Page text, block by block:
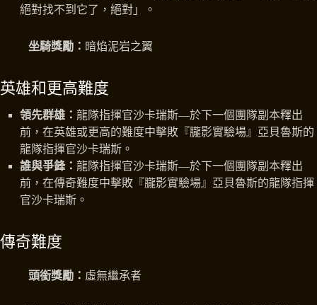
絕對找不到它了，絕對」。
坐騎獎勵： 暗焰泥岩之翼
英雄和更高難度
領先群雄： 龍隊指揮官沙卡瑞斯—於下一個團隊副本釋出
前，在英雄或更高的難度中擊敗『朧影實驗場』亞貝魯斯的
龍隊指揮官沙卡瑞斯。
誰與爭鋒： 龍隊指揮官沙卡瑞斯—於下一個團隊副本釋出
前，在傳奇難度中擊敗『朧影實驗場』亞貝魯斯的龍隊指揮
官沙卡瑞斯。
傳奇難度
頭銜獎勵： 虛無繼承者